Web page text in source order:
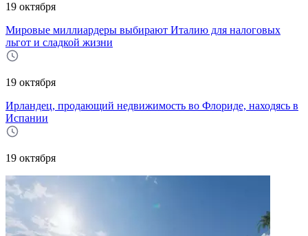
19 октября
Мировые миллиардеры выбирают Италию для налоговых
льгот и сладкой жизни
19 октября
Ирландец, продающий недвижимость во Флориде, находясь в
Испании
19 октября